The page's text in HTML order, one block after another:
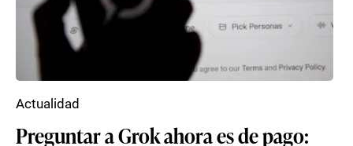
Preguntar a Grok ahora es de pago:
Actualidad